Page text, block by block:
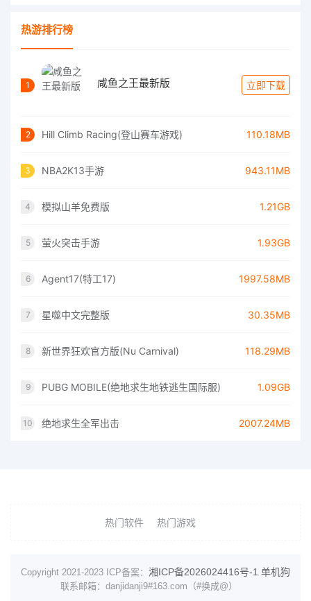
热游排行榜
1 咸鱼之王最新版 立即下载
2 Hill Climb Racing(登山赛车游戏) 110.18MB
3 NBA2K13手游 943.11MB
4 模拟山羊免费版 1.21GB
5 萤火突击手游 1.93GB
6 Agent17(特工17) 1997.58MB
7 星噬中文完整版 30.35MB
8 新世界狂欢官方版(Nu Carnival) 118.29MB
9 PUBG MOBILE(绝地求生地铁逃生国际服) 1.09GB
10 绝地求生全军出击 2007.24MB
热门软件 热门游戏
Copyright 2021-2023 ICP备案： 湘ICP备2026024416号-1 单机狗
联系邮箱：danjidanji9#163.com（#换成@）